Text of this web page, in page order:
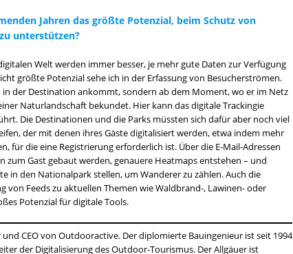
Jahren das größte Potenzial, beim Schutz von
unterstützen?
Welt werden immer besser, je mehr gute Daten zur Verfügung
größte Potenzial sehe ich in der Erfassung von Besucherströmen.
der Destination ankommt, sondern ab dem Moment, wo er im Netz
Naturlandschaft bekundet. Hier kann das digitale Trackingie
Die Destinationen und die Parks müssten sich dafür aber noch viel
der mit denen ihres Gäste digitalisiert werden, etwa indem mehr
für die eine Registrierung erforderlich ist. Über die E-Mail-Adressen
Gast gebaut werden, genauere Heatmaps entstehen – und
in den Nationalpark stellen, um Wanderer zu zählen. Auch die
von Feeds zu aktuellen Themen wie Waldbrand-, Lawinen- oder
Potenzial für digitale Tools.
CEO von Outdooractive. Der diplomierte Bauingenieur ist seit 1994
der Digitalisierung des Outdoor-Tourismus. Der Allgäuer ist